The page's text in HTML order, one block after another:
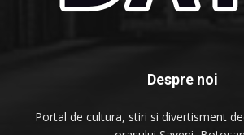
Despre noi
Portal de cultura, stiri si divertisment